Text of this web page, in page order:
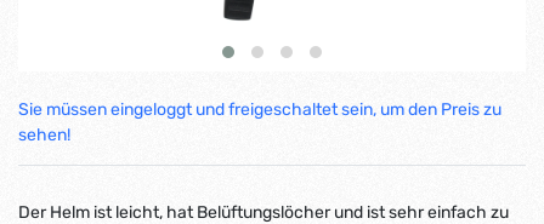
Sie müssen eingeloggt und freigeschaltet sein, um den Preis zu
sehen!
Der Helm ist leicht, hat Belüftungslöcher und ist sehr einfach zu